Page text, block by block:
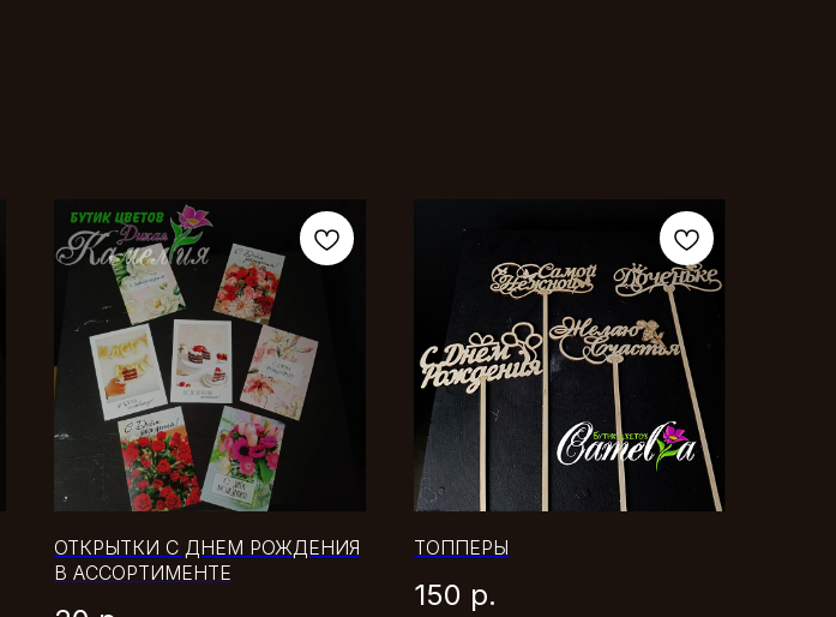
ОТКРЫТКИ С ДНЕМ РОЖДЕНИЯ
В АССОРТИМЕНТЕ
ТОППЕРЫ
150 р.